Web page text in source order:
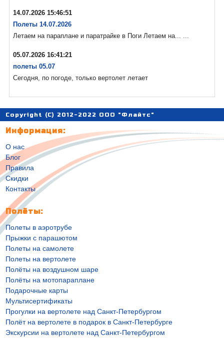
14.07.2026 15:46:51
Полеты 14.07.2026
Летаем на параплане и паратрайке в Поги Летаем на... ...
05.07.2026 16:41:21
полеты 05.07
Сегодня, по погоде, только вертолет летает
Copyright (C) 2012-2022 ООО "Флайтс"
Информация:
О нас
Блог
Правила
Скидки
Контакты
Полёты:
Полеты в аэротрубе
Прыжки с парашютом
Полеты на самолете
Полеты на вертолете
Полёты на воздушном шаре
Полёты на мотопараплане
Подарочные карты
Мультисертификаты
Прогулки на вертолете над Санкт-Петербургом
Полёт на вертолете в подарок в Санкт-Петербурге
Экскурсии на вертолете над Санкт-Петербургом